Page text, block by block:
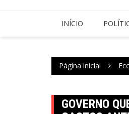
INÍCIO
Página inicial
GOVERNO